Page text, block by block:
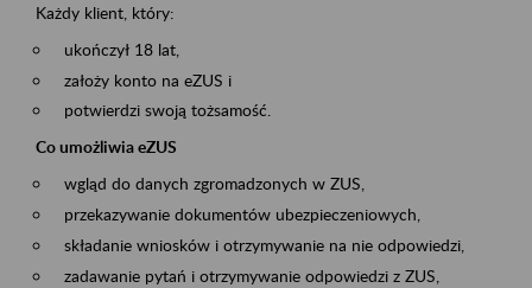
Każdy klient, który:
ukończył 18 lat,
założy konto na eZUS i
potwierdzi swoją tożsamość.
Co umożliwia eZUS
wgląd do danych zgromadzonych w ZUS,
przekazywanie dokumentów ubezpieczeniowych,
składanie wniosków i otrzymywanie na nie odpowiedzi,
zadawanie pytań i otrzymywanie odpowiedzi z ZUS,